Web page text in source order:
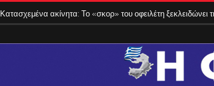
Κατασχεμένα ακίνητα: Το «σκορ» του οφειλέτη
ΕΝΦΙΑ 2027: Αλλάζει ο τρόπος υπολογισμού 3 Αυγούστου